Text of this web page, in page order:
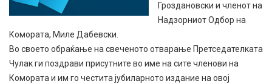
Гроздановски и членот на
Надзорниот Одбор на
Комората, Миле Дабевски.
Во своето обраќање на свеченото отварање Претседателката
Чулак ги поздрави присутните во име на сите членови на
Комората и им го честита јубиларното издание на овој